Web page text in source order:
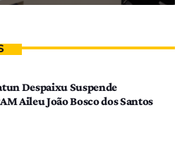
Despaixu Suspende
Aileu João Bosco dos Santos